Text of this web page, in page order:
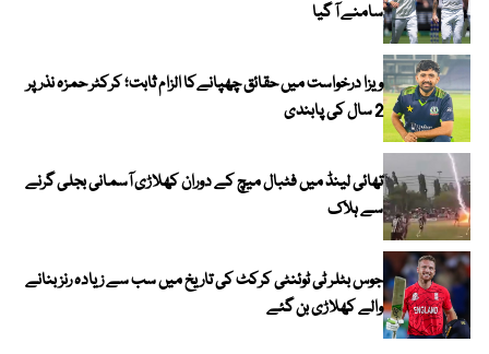
سامنے آ گیا
ویزا درخواست میں حقائق چھپانےکا الزام ثابت؛ کرکٹر حمزہ نذر پر
2 سال کی پابندی
تھائی لینڈ میں فٹبال میچ کے دوران کھلاڑی آسمانی بجلی گرنے
سے ہلاک
جوس بٹلر ٹی ٹوئنٹی کرکٹ کی تاریخ میں سب سے زیادہ رنز بنانے
والے کھلاڑی بن گئے